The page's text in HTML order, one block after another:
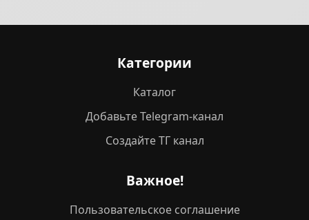
Категории
Каталог
Добавьте Telegram-канал
Создайте ТГ канал
Важное!
Пользовательское соглашение